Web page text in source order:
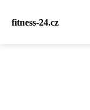
fitness-24.cz